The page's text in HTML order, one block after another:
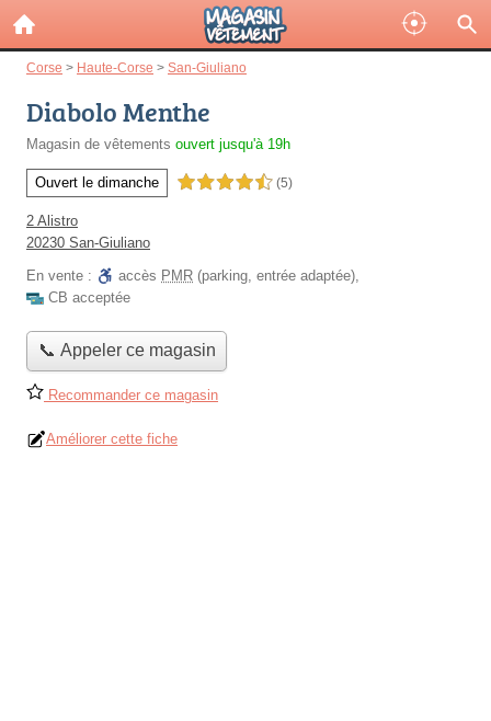
Corse > Haute-Corse > San-Giuliano
Diabolo Menthe
Magasin de vêtements ouvert jusqu'à 19h
Ouvert le dimanche 4,5 étoiles sur 5 (5)
2 Alistro
20230 San-Giuliano
En vente :
accès PMR (parking, entrée adaptée),
CB acceptée
📞 Appeler ce magasin
Recommander ce magasin
Améliorer cette fiche